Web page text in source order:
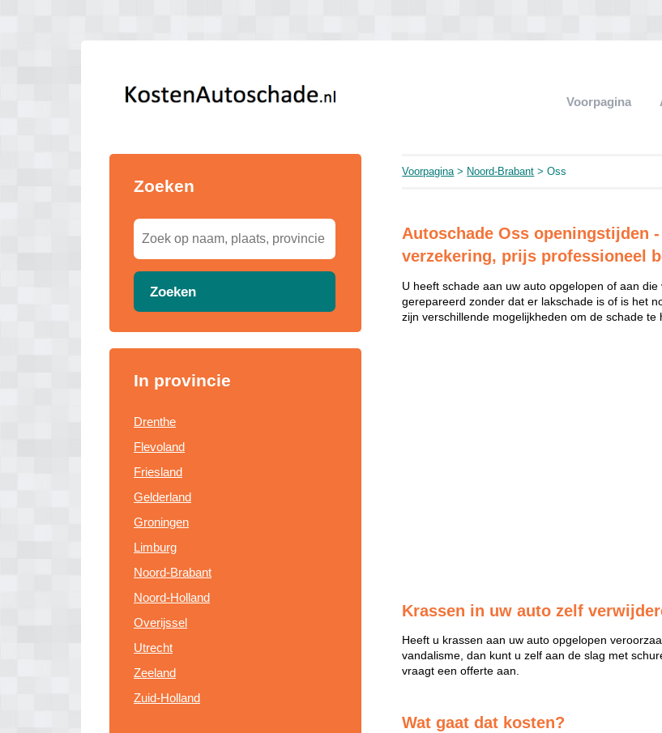
Voorpagina
Zoeken
Zoeken
In provincie
Drenthe
Flevoland
Friesland
Gelderland
Groningen
Limburg
Noord-Brabant
Noord-Holland
Overijssel
Utrecht
Zeeland
Zuid-Holland
Voorpagina> Noord-Brabant > Oss
Autoschade Oss openingstijden
verzekering, prijs professioneel
U heeft schade aan uw auto opgelopen of aan
gerepareerd zonder dat er lakschade is of is het
zijn verschillende mogelijkheden om de schade te
Krassen in uw auto zelf
Heeft u krassen aan uw auto opgelopen
vandalisme, dan kunt u zelf aan de slag met
vraagt een offerte aan.
Wat gaat dat kosten?